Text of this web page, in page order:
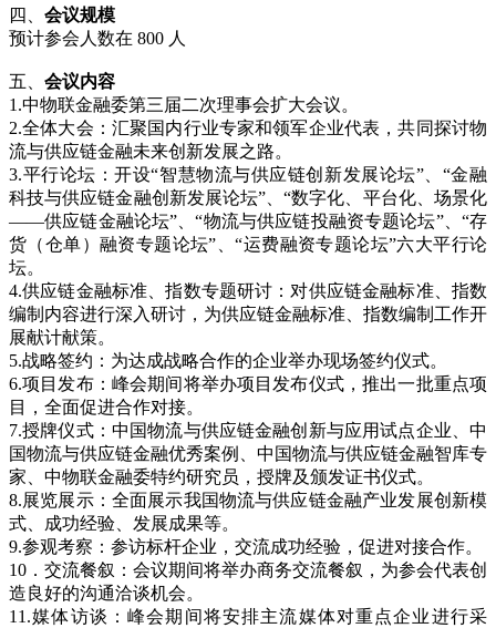
四、 会议规模
预计参会人数在 800 人
五、 会议内容
1.中物联金融委第三届二次理事会扩大会议。
2.全体大会：汇聚国内行业专家和领军企业代表，共同探讨物
流与供应链金融未来创新发展之路。
3.平行论坛：开设“智慧物流与供应链创新发展论坛”、“金融
科技与供应链金融创新发展论坛”、“数字化、平台化、场景化
——供应链金融论坛”、“物流与供应链投融资专题论坛”、“存
货（仓单）融资专题论坛”、“运费融资专题论坛”六大平行论
坛。
4.供应链金融标准、指数专题研讨：对供应链金融标准、指数
编制内容进行深入研讨，为供应链金融标准、指数编制工作开
展献计献策。
5.战略签约：为达成战略合作的企业举办现场签约仪式。
6.项目发布：峰会期间将举办项目发布仪式，推出一批重点项
目，全面促进合作对接。
7.授牌仪式：中国物流与供应链金融创新与应用试点企业、中
国物流与供应链金融优秀案例、中国物流与供应链金融智库专
家、中物联金融委特约研究员，授牌及颁发证书仪式。
8.展览展示：全面展示我国物流与供应链金融产业发展创新模
式、成功经验、发展成果等。
9.参观考察：参访标杆企业，交流成功经验，促进对接合作。
10．交流餐叙：会议期间将举办商务交流餐叙，为参会代表创
造良好的沟通洽谈机会。
11.媒体访谈：峰会期间将安排主流媒体对重点企业进行采